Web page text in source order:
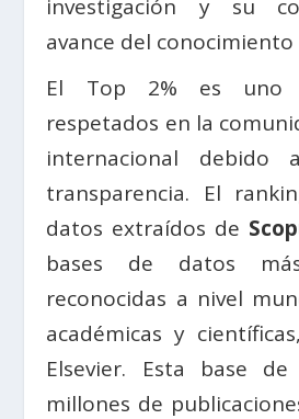
investigación y su
avance del conocimiento
El Top 2% es uno
respetados en la
internacional
transparencia. El
datos extraídos de
bases de datos
reconocidas a nivel
académicas y
Elsevier. Esta base
millones de